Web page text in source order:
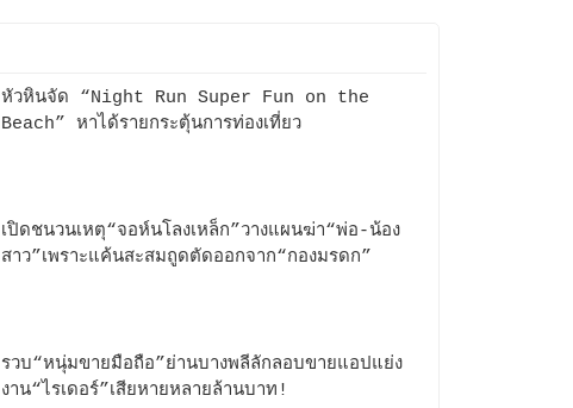
หัวหินจัด “Night Run Super Fun on the
Beach” หาได้รายกระตุ้นการท่องเที่ยว
เปิดชนวนเหตุ“จอห์นโลงเหล็ก”วางแผนฆ่า“พ่อ-น้อง
สาว”เพราะแค้นสะสมถูดตัดออกจาก“กองมรดก”
รวบ“หนุ่มขายมือถือ”ย่านบางพลีลักลอบขายแอปแย่ง
งาน“ไรเดอร์”เสียหายหลายล้านบาท!